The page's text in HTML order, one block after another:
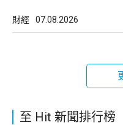
財經 07.08.2026
至 Hit 新聞排行榜